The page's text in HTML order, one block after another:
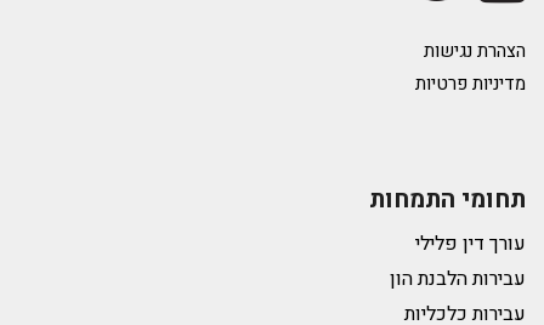
הצהרת נגישות
מדיניות פרטיות
תחומי התמחות
עורך דין פלילי
עבירות הלבנת הון
עבירות כלכליות